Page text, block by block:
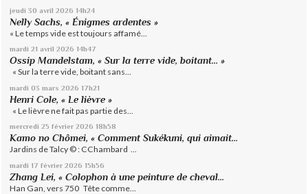
jeudi 30 avril 2026 14h24
Nelly Sachs, « Énigmes ardentes »
« Le temps vide est toujours affamé...
mardi 21 avril 2026 14h47
Ossip Mandelstam, « Sur la terre vide, boitant… »
« Sur la terre vide, boitant sans...
mardi 03 mars 2026 17h21
Henri Cole, « Le lièvre »
« Le lièvre ne fait pas partie des...
mercredi 25 février 2026 18h58
Kamo no Chômei, « Comment Sukékuni, qui aimait...
Jardins de Talcy © : CChambard ...
mardi 17 février 2026 15h56
Zhang Lei, « Colophon à une peinture de cheval...
Han Gan, vers 750 Tête comme...